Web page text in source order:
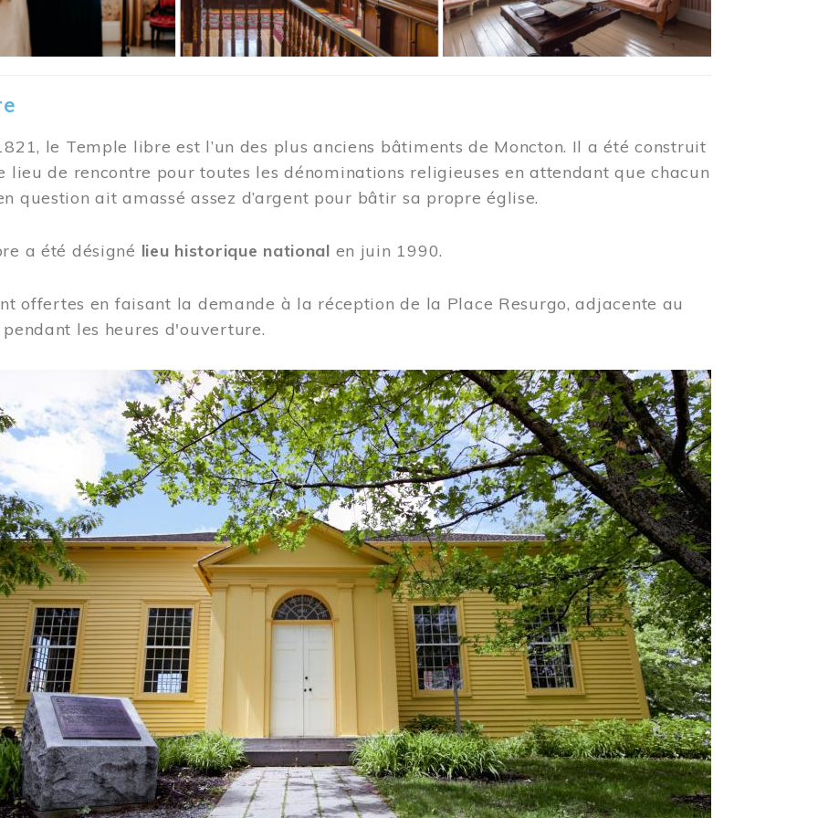
le Temple libre est l’un des plus anciens bâtiments de Moncton. Il a été construit
lieu de rencontre pour toutes les dénominations religieuses en attendant que chacun
question ait amassé assez d’argent pour bâtir sa propre église.
a été désigné lieu historique national en juin 1990.
offertes en faisant la demande à la réception de la Place Resurgo, adjacente au
les heures d'ouverture.